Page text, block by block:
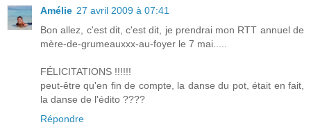
Amélie 27 avril 2009 à 07:41
Bon allez, c'est dit, c'est dit, je prendrai mon RTT annuel de
mère-de-grumeauxxx-au-foyer le 7 mai.....
FÉLICITATIONS !!!!!!
peut-être qu'en fin de compte, la danse du pot, était en fait,
la danse de l'édito ????
Répondre